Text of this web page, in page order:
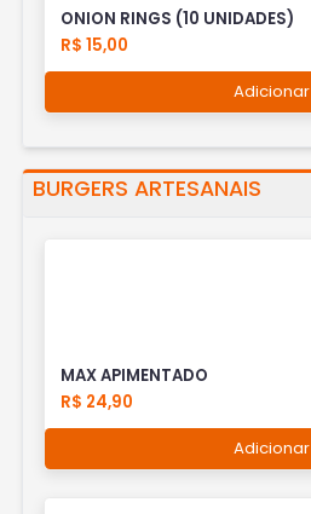
ONION RINGS (10 UNIDADES)
R$ 15,00
Adicionar
BURGERS ARTESANAIS
MAX APIMENTADO
R$ 24,90
Adicionar